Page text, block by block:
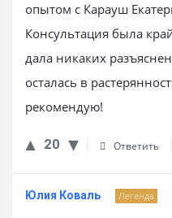
опытом с Карауш
Консультация была
дала никаких
осталась в
рекомендую!
20 Ответить
Юлия Коваль Легенда